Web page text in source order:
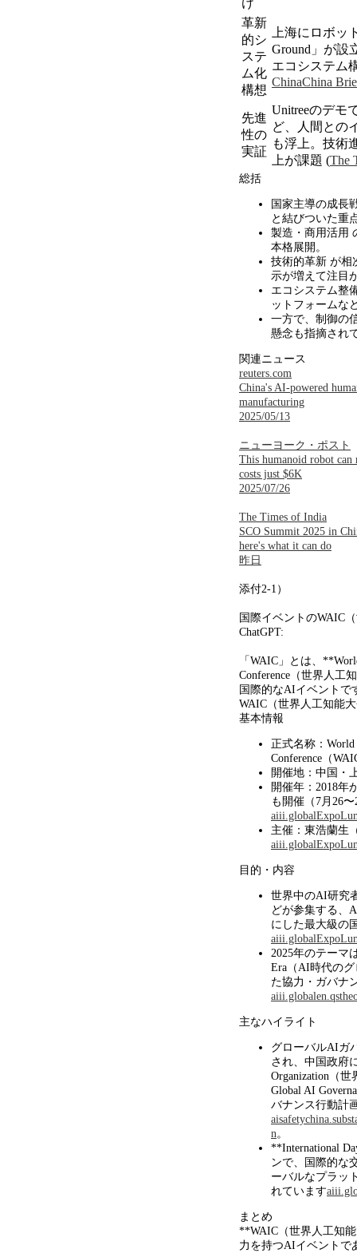
け
革新
的シ
ステ
ム化
構想
上海にロボッ
Ground 」が設
エコシステム
ChinaChina
先進
性の
実証
Unitreeのデモ
ど、人間との
も浮上。技術
上が課題 (The
総括
国家主導の成長
と結びついた重
製造・商用活用
本格展開。
技術的革新 が相
示が増えて注目
エコシステム整
ットフォームな
一方で、制御の
懸念も指摘され
関連ニュース
reuters.com
China's AI-powered
manufacturing
2025/05/13
ニューヨーク・ポスト
This humanoid robot
costs just $6K
2025/07/26
The Times of India
SCO Summit 2025 in
here's what it can do
昨日
添付2-1 ）
国際イベントのWAIC
ChatGPT:
「 WAIC 」とは、
Conference （世界人工
国際的なAIイベントで
WAIC（世界人工知能
基本情報
正式名称：
Conference （
開催地：中国・
開催年： 2018年
も開催（ 7月 26〜
aiii.global
主催：東浩蘭生
aiii.global
目的・内容
世界中のAI研究
どが参集する、
にした最大級の
aiii.global
2025年のテーマ
Era （AI時代の
た協力・ガバナ
aiii.global
主なハイライト
グローバルAIガ
され、中国政府
Organization （世
Global AI
バナンス行動計
n。
**International
ンで、国際的な
ーバルなプラッ
れています
まとめ
**WAIC（世界人工知
力を持つAIイベントで